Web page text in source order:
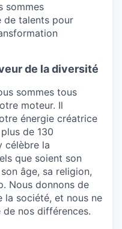
sommes
de talents pour
de la diversité
sommes tous
moteur. Il
énergie créatrice
de 130
célèbre la
que soient son
âge, sa religion,
Nous donnons de
la société, et nous ne
nos différences.